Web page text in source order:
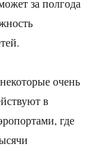
за полгода
очень
в
где